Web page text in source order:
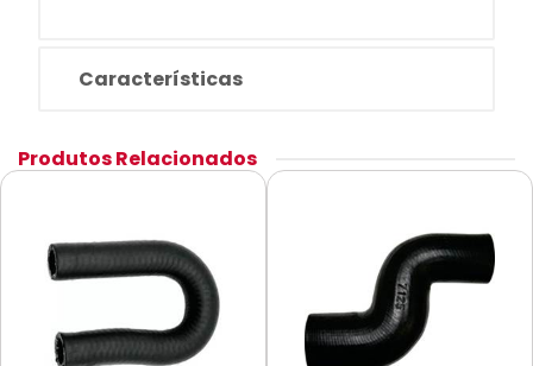
Características
Produtos Relacionados